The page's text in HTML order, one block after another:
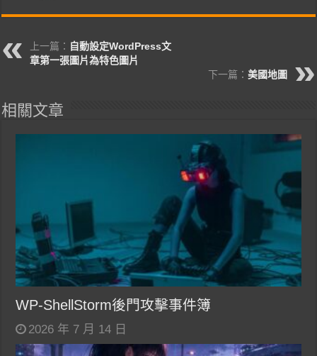
上一篇： 自動設定WordPress文
章第一張圖片為特色圖片
下一篇： 美國地圖
相關文章
WP-ShellStorm後門攻擊事件簿
2026 年 7 月 14 日